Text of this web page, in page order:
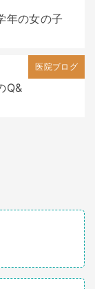
年の女の子
医院ブログ
Q&